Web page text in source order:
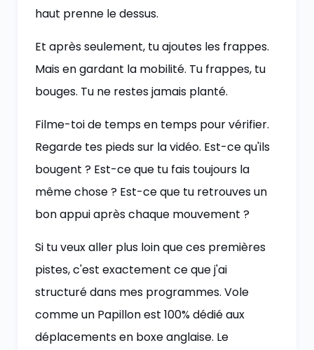
haut prenne le dessus.
Et après seulement, tu ajoutes les frappes.
Mais en gardant la mobilité. Tu frappes, tu
bouges. Tu ne restes jamais planté.
Filme-toi de temps en temps pour vérifier.
Regarde tes pieds sur la vidéo. Est-ce qu'ils
bougent ? Est-ce que tu fais toujours la
même chose ? Est-ce que tu retrouves un
bon appui après chaque mouvement ?
Si tu veux aller plus loin que ces premières
pistes, c'est exactement ce que j'ai
structuré dans mes programmes. Vole
comme un Papillon est 100% dédié aux
déplacements en boxe anglaise. Le